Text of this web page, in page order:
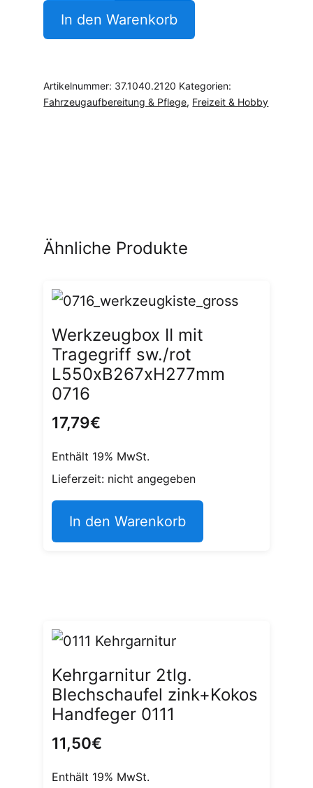
Abzieher
rot
In den Warenkorb
Artikelnummer: 37.1040.2120 Kategorien:
Fahrzeugaufbereitung & Pflege, Freizeit & Hobby
Ähnliche Produkte
Werkzeugbox II mit
Tragegriff sw./rot
L550xB267xH277mm
0716
17,79€
Enthält 19% MwSt.
Lieferzeit: nicht angegeben
In den Warenkorb
Kehrgarnitur 2tlg.
Blechschaufel zink+Kokos
Handfeger 0111
11,50€
Enthält 19% MwSt.